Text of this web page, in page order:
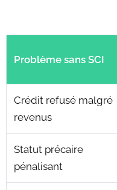
Problème sans SCI
Crédit refusé malgré
revenus
Statut précaire
pénalisant